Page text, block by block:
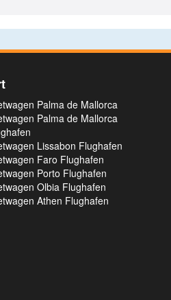
Palma de Mallorca
Palma de Mallorca
Lissabon Flughafen
Faro Flughafen
Porto Flughafen
Olbia Flughafen
Athen Flughafen